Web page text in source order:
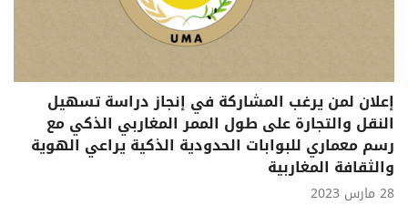
إعلان لمن يرغب المشاركة في إنجاز دراسة تسهيل
النقل والتجارة على طول الممر المغاربي الذكي مع
رسم معماري للبوابات الحدودية الذكية يراعي الهوية
والثقافة المغاربية
28 مارس 2023